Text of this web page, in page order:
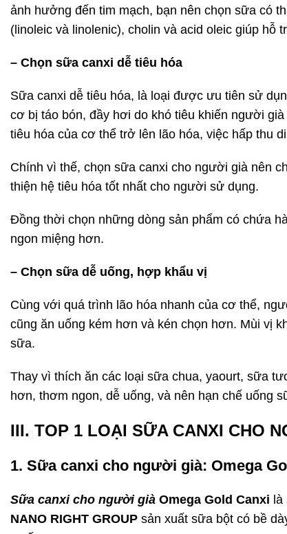
ảnh hưởng đến tim mạch, bạn nên chọn sữa có
(linoleic và linolenic), cholin và acid oleic giúp hỗ
– Chọn sữa canxi dễ tiêu hóa
Sữa canxi dễ tiêu hóa, là loại được ưu tiên sử
cơ bị táo bón, đầy hơi do khó tiêu khiến người
tiêu hóa của cơ thể trở lên lão hóa, việc hấp thu
Chính vì thế, chọn sữa canxi cho người già nên
thiện hệ tiêu hóa tốt nhất cho người sử dụng.
Đồng thời chọn những dòng sản phẩm có chứa
ngon miệng hơn.
– Chọn sữa dễ uống, hợp khẩu vị
Cùng với quá trình lão hóa nhanh của cơ thể,
cũng ăn uống kém hơn và kén chọn hơn. Mùi vị
sữa.
Thay vì thích ăn các loại sữa chua, yaourt, sữa
hơn, thơm ngon, dễ uống, và nên hạn chế uống
III. TOP 1 LOẠI SỮA CANXI CHO
1. Sữa canxi cho người già: Omega
Sữa canxi cho người già Omega Gold Canxi
NANO RIGHT GROUP sản xuất sữa bột có bề